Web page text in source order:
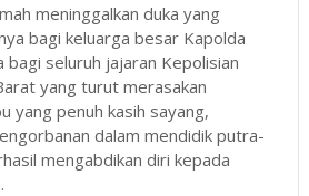
meninggalkan duka yang
bagi keluarga besar Kapolda
bagi seluruh jajaran Kepolisian
yang turut merasakan
yang penuh kasih sayang,
dalam mendidik putra-
mengabdikan diri kepada